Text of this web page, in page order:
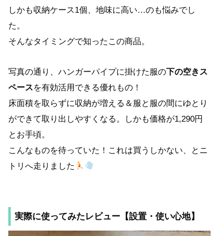
しかも収納ケース1個、地味に高い…のも悩みでし
た。
そんなタイミングで知ったこの商品。
写真の通り、ハンガーパイプに掛けた服の下の空きス
ペースを有効活用できる優れもの！
床面積を取らずに収納が増える＆服と服の間にゆとり
ができて取り出しやすくなる。しかも価格が1,290円
とお手頃。
こんなものを待っていた！これは買うしかない、とニ
トリへ走りました
実際に使ってみたレビュー【設置・使い心地】